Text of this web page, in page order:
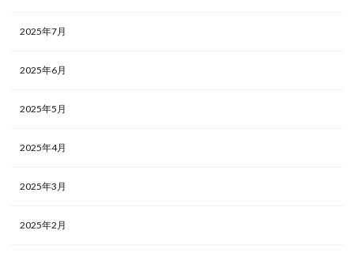
2025年7月
2025年6月
2025年5月
2025年4月
2025年3月
2025年2月